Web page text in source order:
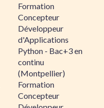
Formation
Concepteur
Développeur
d'Applications
Python - Bac+3 en
continu
(Montpellier)
Formation
Concepteur